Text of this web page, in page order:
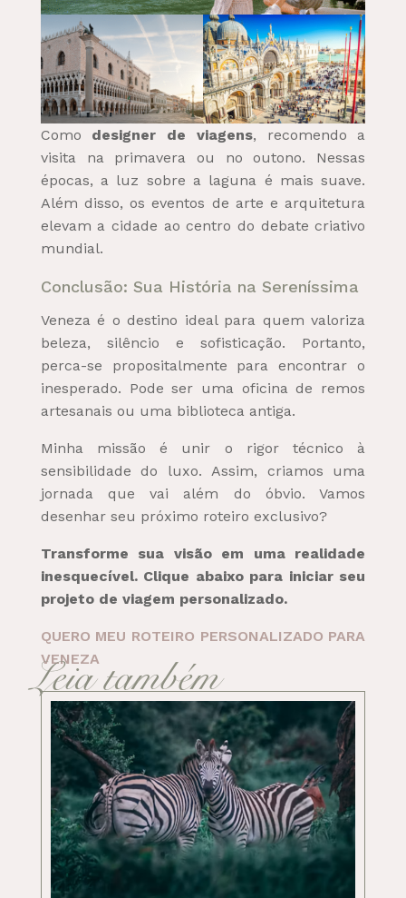
Como designer de viagens, recomendo a
visita na primavera ou no outono. Nessas
épocas, a luz sobre a laguna é mais suave.
Além disso, os eventos de arte e arquitetura
elevam a cidade ao centro do debate criativo
mundial.
Conclusão: Sua História na Sereníssima
Veneza é o destino ideal para quem valoriza
beleza, silêncio e sofisticação. Portanto,
perca-se propositalmente para encontrar o
inesperado. Pode ser uma oficina de remos
artesanais ou uma biblioteca antiga.
Minha missão é unir o rigor técnico à
sensibilidade do luxo. Assim, criamos uma
jornada que vai além do óbvio. Vamos
desenhar seu próximo roteiro exclusivo?
Transforme sua visão em uma realidade
inesquecível. Clique abaixo para iniciar seu
projeto de viagem personalizado.
QUERO MEU ROTEIRO PERSONALIZADO PARA
VENEZA
Leia também